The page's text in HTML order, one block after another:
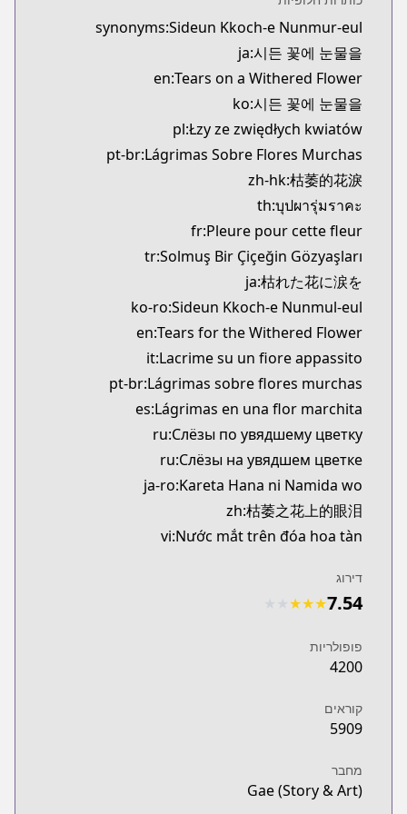
synonyms:Sideun Kkoch-e Nunmur-eul
ja:시든 꽃에 눈물을
en:Tears on a Withered Flower
ko:시든 꽃에 눈물을
pl:Łzy ze zwiędłych kwiatów
pt-br:Lágrimas Sobre Flores Murchas
zh-hk:枯萎的花淚
th:บุปผารุ่มราคะ
fr:Pleure pour cette fleur
tr:Solmuş Bir Çiçeğin Gözyaşları
ja:枯れた花に涙を
ko-ro:Sideun Kkoch-e Nunmul-eul
en:Tears for the Withered Flower
it:Lacrime su un fiore appassito
pt-br:Lágrimas sobre flores murchas
es:Lágrimas en una flor marchita
ru:Слёзы по увядшему цветку
ru:Слёзы на увядшем цветке
ja-ro:Kareta Hana ni Namida wo
zh:枯萎之花上的眼泪
vi:Nước mắt trên đóa hoa tàn
דירוג
7.54
★
★
★
פופולריות
4200
קוראים
5909
מחבר
Gae (Story & Art)